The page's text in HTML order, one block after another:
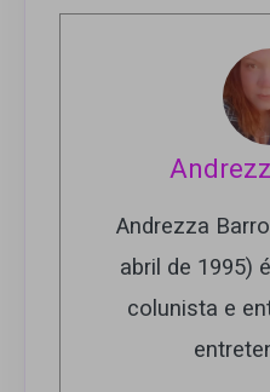
Andrezza
abril de 1995)
colunista e